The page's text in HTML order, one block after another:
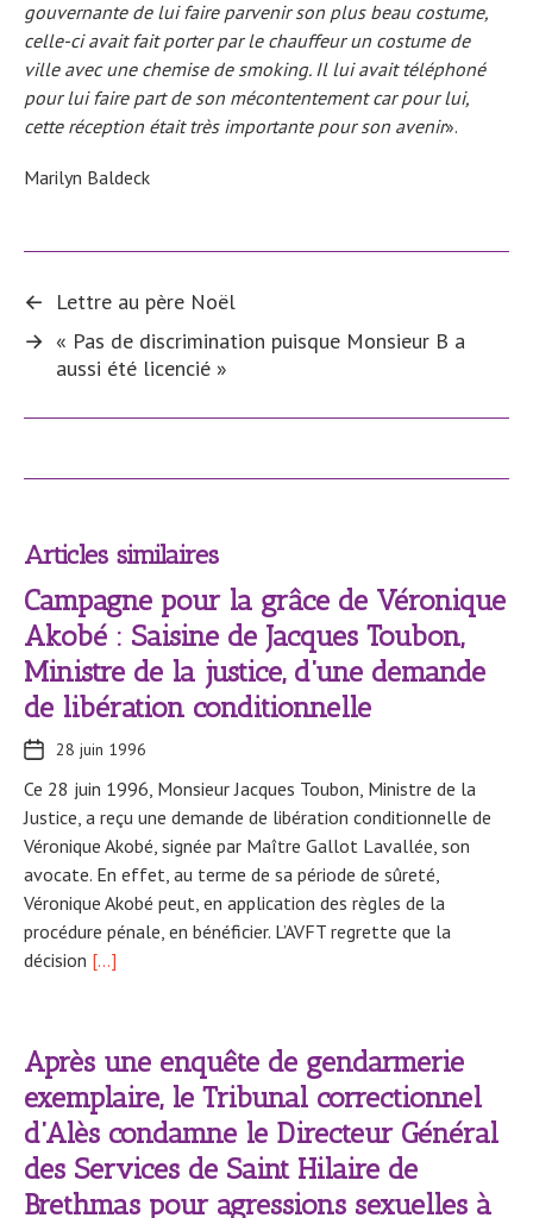
gouvernante de lui faire parvenir son plus beau costume,
celle-ci avait fait porter par le chauffeur un costume de
ville avec une chemise de smoking. Il lui avait téléphoné
pour lui faire part de son mécontentement car pour lui,
cette réception était très importante pour son avenir».
Marilyn Baldeck
←
Lettre au père Noël
→ « Pas de discrimination puisque Monsieur B a
aussi été licencié »
Articles similaires
Campagne pour la grâce de Véronique
Akobé : Saisine de Jacques Toubon,
Ministre de la justice, d’une demande
de libération conditionnelle
Ce 28 juin 1996, Monsieur Jacques Toubon, Ministre de la
Justice, a reçu une demande de libération conditionnelle de
Véronique Akobé, signée par Maître Gallot Lavallée, son
avocate. En effet, au terme de sa période de sûreté,
Véronique Akobé peut, en application des règles de la
procédure pénale, en bénéficier. L’AVFT regrette que la
décision […]
28 juin 1996
Après une enquête de gendarmerie
exemplaire, le Tribunal correctionnel
d’Alès condamne le Directeur Général
des Services de Saint Hilaire de
Brethmas pour agressions sexuelles à